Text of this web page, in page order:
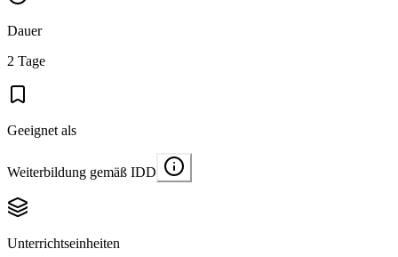
Dauer
2 Tage
Geeignet als
Weiterbildung gemäß IDD
Unterrichtseinheiten